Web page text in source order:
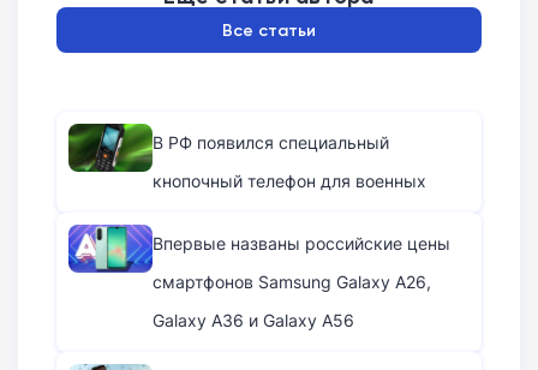
Все статьи
В РФ появился специальный
кнопочный телефон для военных
Впервые названы российские цены
смартфонов Samsung Galaxy A26,
Galaxy A36 и Galaxy A56